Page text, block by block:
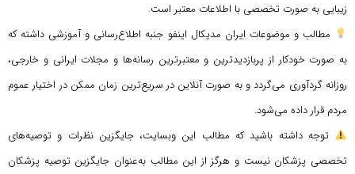
زیبایی به صورت تخصصی با اطلاعات معتبر است.
مطالب و موضوعات ایران مدیکال اینفو جنبه اطلاع‌رسانی و آموزشی داشته که
به صورت خودکار از پربازدیدترین و معتبرترین رسانه‌ها و مجلات ایرانی و خارجی،
روزانه گردآوری می‌گردد و به صورت آنلاین در سریع‌ترین زمان ممکن در اختیار عموم
مردم قرار داده می‌شود.
توجه داشته باشید که مطالب این وبسایت، جایگزین نظرات و توصیه‌های
تخصصی پزشکان نیست و هرگز از این مطالب به‌عنوان جایگزین توصیه پزشکان